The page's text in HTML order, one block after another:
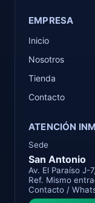
EMPRESA
Inicio
Nosotros
Tienda
Contacto
ATENCIÓN
Sede
San Antonio
Av. El Paraíso
Ref. Mismo
Contacto /